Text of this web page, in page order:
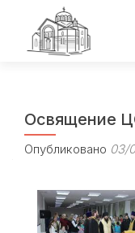
Освящение
Опубликовано 03/